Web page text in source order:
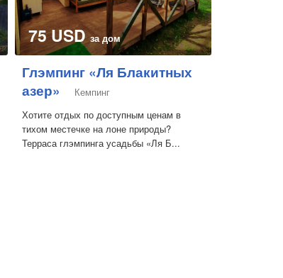
75 USDза дом
Глэмпинг «Ля Блакитных
азер»
Кемпинг
Хотите отдых по доступным ценам в
тихом местечке на лоне природы?
Терраса глэмпинга усадьбы «Ля Б...